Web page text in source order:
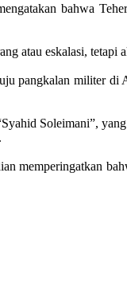
bahwa
atau eskalasi,
pangkalan militer di
Soleimani”,
memperingatkan